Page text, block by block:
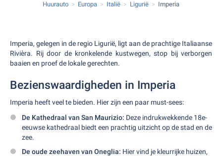
Huurauto Europa Italië Ligurië Imperia
Imperia, gelegen in de regio Ligurië, ligt aan de prachtige Italiaanse
Rivièra. Rij door de kronkelende kustwegen, stop bij verborgen
baaien en proef de lokale gerechten.
Bezienswaardigheden in Imperia
Imperia heeft veel te bieden. Hier zijn een paar must-sees:
De Kathedraal van San Maurizio: Deze indrukwekkende 18e-
eeuwse kathedraal biedt een prachtig uitzicht op de stad en de
zee.
De oude zeehaven van Oneglia: Hier vind je kleurrijke huizen,